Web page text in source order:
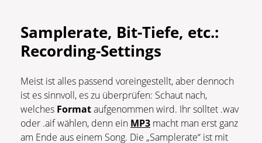
Samplerate, Bit-Tiefe, etc.:
Recording-Settings
Meist ist alles passend voreingestellt, aber dennoch
ist es sinnvoll, es zu überprüfen: Schaut nach,
welches Formataufgenommen wird. Ihr solltet .wav
oder .aif wählen, denn ein MP3 macht man erst ganz
am Ende aus einem Song. Die „Samplerate“ ist mit